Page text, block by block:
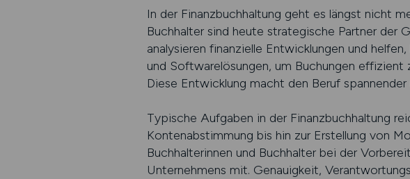
In der Finanzbuchhaltung geht es längst nicht
Buchhalter sind heute strategische Partner der
analysieren finanzielle Entwicklungen und
und Softwarelösungen, um Buchungen
Diese Entwicklung macht den Beruf
Typische Aufgaben in der Finanzbuchhaltung
Kontenabstimmung bis hin zur Erstellung von
Buchhalterinnen und Buchhalter bei der
Unternehmens mit. Genauigkeit,